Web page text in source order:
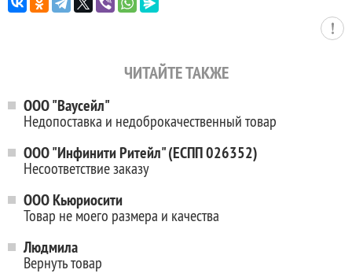
ЧИТАЙТЕ ТАКЖЕ
ООО "Ваусейл"
Недопоставка и недоброкачественный товар
ООО "Инфинити Ритейл" (ЕСПП 026352)
Несоответствие заказу
ООО Кьюриосити
Товар не моего размера и качества
Людмила
Вернуть товар